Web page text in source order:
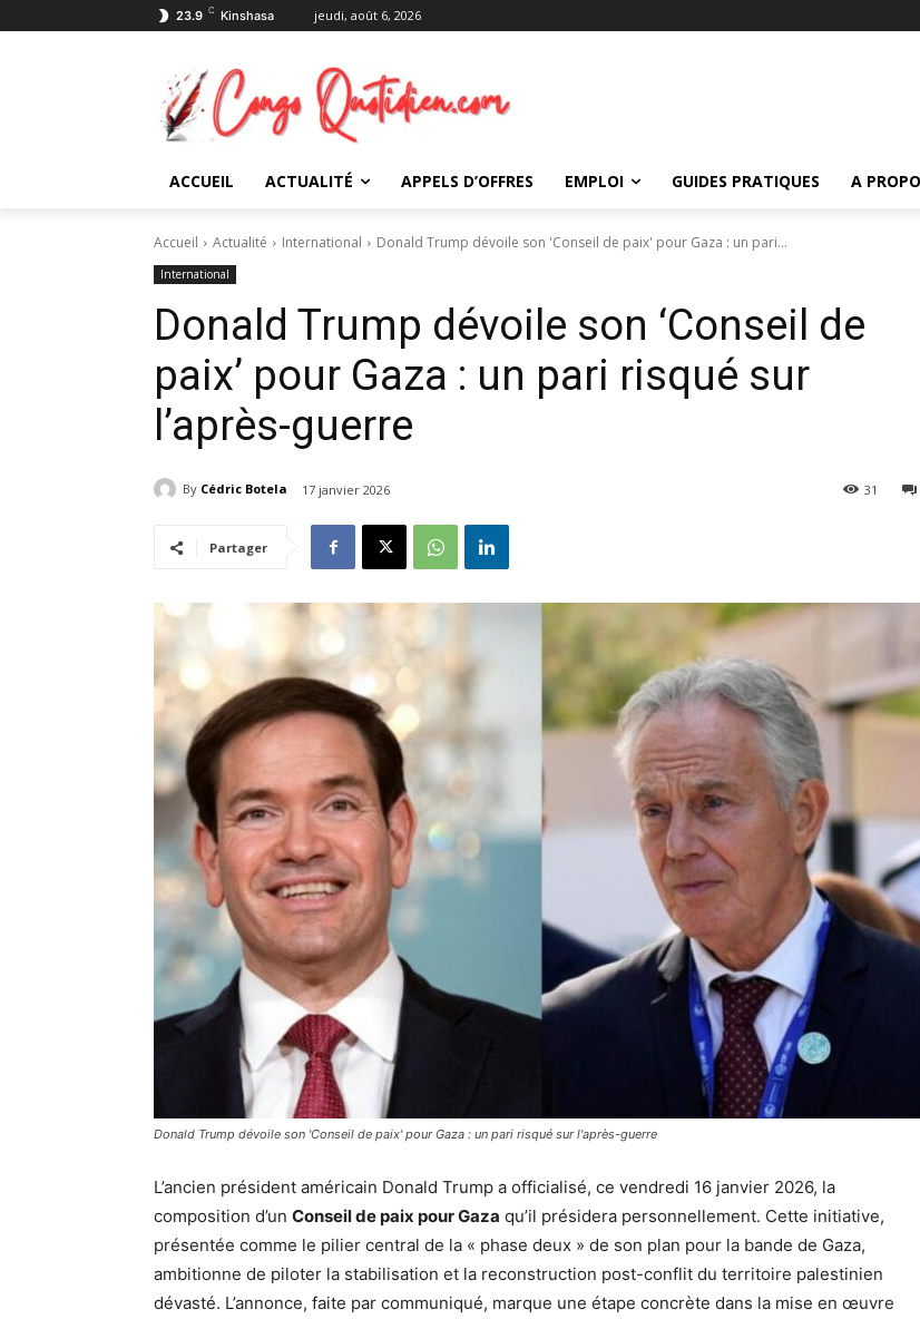
23.9 C Kinshasa jeudi, août 6, 2026
ACCUEIL ACTUALITÉ APPELS D’OFFRES EMPLOI GUIDES PRATIQUES A
Accueil Actualité International Donald Trump dévoile son 'Conseil de paix' pour Gaza : un pari...
International
Donald Trump dévoile son ‘Conseil de
paix’ pour Gaza : un pari risqué sur
l’après-guerre
By Cédric Botela 17 janvier 2026 31
Partager
Donald Trump dévoile son 'Conseil de paix' pour Gaza : un pari risqué sur l'après-guerre
L’ancien président américain Donald Trump a officialisé, ce vendredi 16 janvier 2026, la
composition d’un Conseil de paix pour Gaza qu’il présidera personnellement. Cette initiative,
présentée comme le pilier central de la « phase deux » de son plan pour la bande de Gaza,
ambitionne de piloter la stabilisation et la reconstruction post-conflit du territoire palestinien
dévasté. L’annonce, faite par communiqué, marque une étape concrète dans la mise en œuvre